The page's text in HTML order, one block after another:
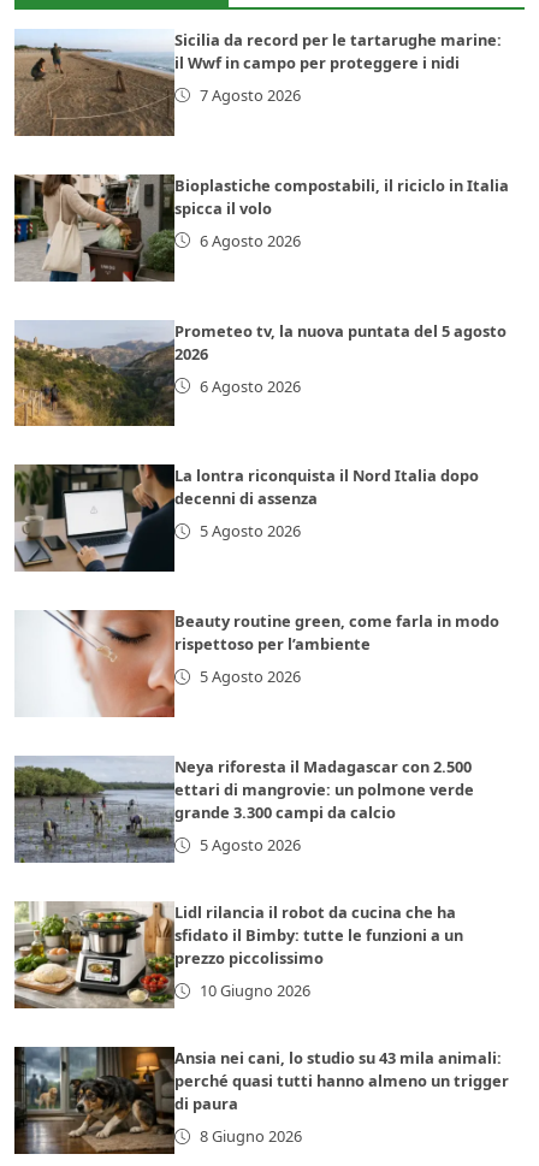
Sicilia da record per le tartarughe marine:
il Wwf in campo per proteggere i nidi
7 Agosto 2026
Bioplastiche compostabili, il riciclo in Italia
spicca il volo
6 Agosto 2026
Prometeo tv, la nuova puntata del 5 agosto
2026
6 Agosto 2026
La lontra riconquista il Nord Italia dopo
decenni di assenza
5 Agosto 2026
Beauty routine green, come farla in modo
rispettoso per l’ambiente
5 Agosto 2026
Neya riforesta il Madagascar con 2.500
ettari di mangrovie: un polmone verde
grande 3.300 campi da calcio
5 Agosto 2026
Lidl rilancia il robot da cucina che ha
sfidato il Bimby: tutte le funzioni a un
prezzo piccolissimo
10 Giugno 2026
Ansia nei cani, lo studio su 43 mila animali:
perché quasi tutti hanno almeno un trigger
di paura
8 Giugno 2026